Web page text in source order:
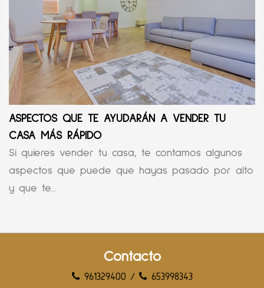
ASPECTOS QUE TE AYUDARÁN A VENDER TU
CASA MÁS RÁPIDO
Si quieres vender tu casa, te contamos algunos
aspectos que puede que hayas pasado por alto
y que te...
Contacto
961329400 /
653998343